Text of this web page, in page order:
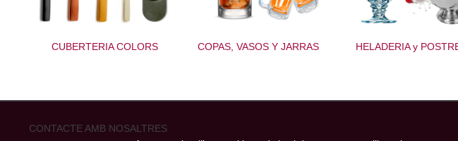
CUBERTERIA COLORS COPAS, VASOS Y JARRAS HELADERIA y
CONTACTE AMB NOSALTRES